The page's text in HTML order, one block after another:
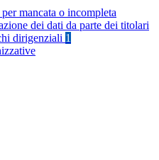
mancata o incompleta
dei dati da parte dei titolari
dirigenziali 1